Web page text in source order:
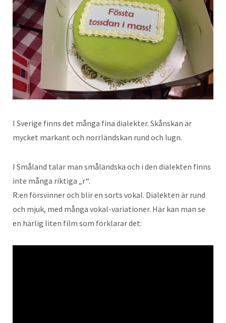
I Sverige finns det många fina dialekter. Skånskan är
mycket markant och norrländskan rund och lugn.
I Småland talar man småländska och i den dialekten finns
inte många riktiga „r“.
R:en försvinner och blir en sorts vokal. Dialekten är rund
och mjuk, med många vokal-variationer. Här kan man se
en härlig liten film som förklarar det: